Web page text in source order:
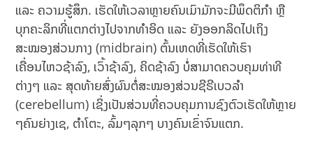
ແລະ ຄວາມຮູ້ສຶກ. ເຮັດໃຫ້ເວລາຫຼາຍຄົນເມົາມັກຈະມີພຶດຕິກໍາ ຫຼື
ບຸກຄະລິກທີ່ແຕກຕ່າງໄປຈາກທຳອິດ ແລະ ຍັງອອກລິດໄປເຖິງ
ສະໝອງສ່ວນກາງ (midbrain) ຕົ້ນເຫດທີ່ເຮັດໃຫ້ເຮົາ
ເຄື່ອນໄຫວຊ້າລົງ, ເວົ້າຊ້າລົງ, ຄິດຊ້າລົງ ບໍ່ສາມາດຄວບຄຸມທ່າທີ
ຕ່າງໆ ແລະ ສຸດທ້າຍສົ່ງຜົນຕໍ່ສະໝອງສ່ວນຊີຣີເບວລໍາ
(cerebellum) ເຊິ່ງເປັນສ່ວນທີ່ຄວບຄຸມການຊົງຕົວເຮັດໃຫ້ຫຼາຍ
ໆຄົນຍ່າງເຊ, ຕໍາໂຕະ, ລົ້ມໆລຸກໆ ບາງຄົນເຂົ່າຈົນແຕກ.